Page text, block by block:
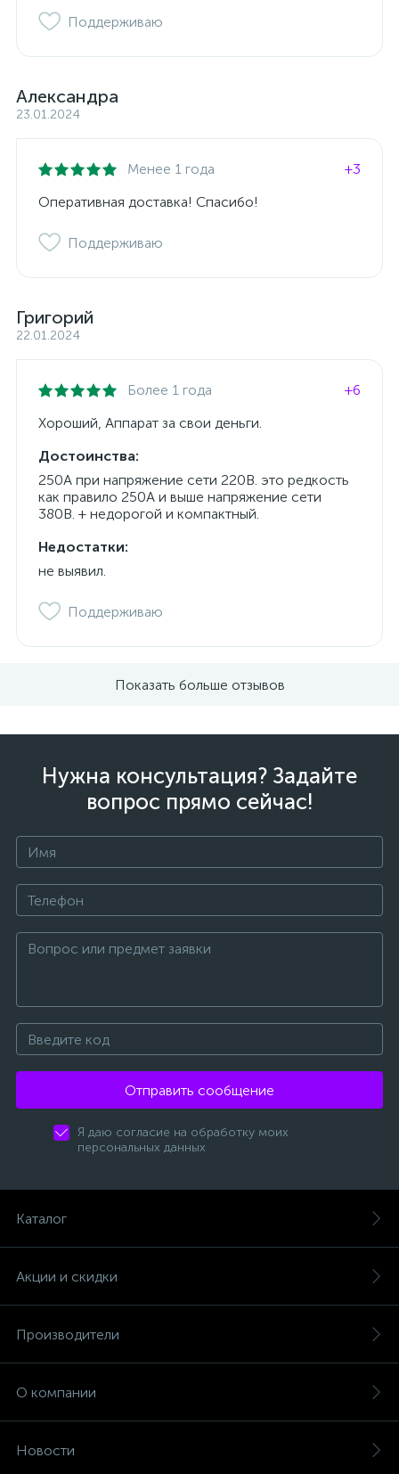
Поддерживаю
Александра
23.01.2024
Менее 1 года
+3
Оперативная доставка! Спасибо!
Поддерживаю
Григорий
22.01.2024
Более 1 года
+6
Хороший, Аппарат за свои деньги.
Достоинства:
250А при напряжение сети 220В. это редкость
как правило 250А и выше напряжение сети
380В. + недорогой и компактный.
Недостатки:
не выявил.
Поддерживаю
Показать больше отзывов
Нужна консультация? Задайте
вопрос прямо сейчас!
Отправить сообщение
Я даю согласие на обработку моих
персональных данных
Каталог
Акции и скидки
Производители
О компании
Новости